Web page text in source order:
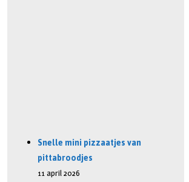
Snelle mini pizzaatjes van
pittabroodjes
11 april 2026